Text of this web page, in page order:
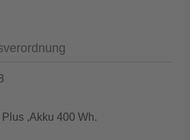
,Akku 400 Wh.